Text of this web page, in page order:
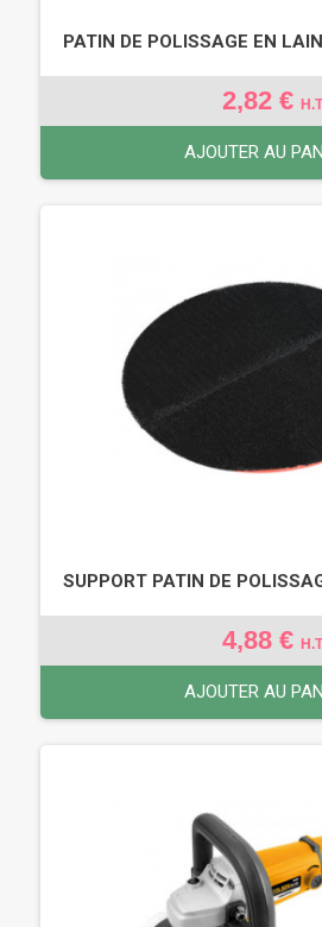
PATIN DE POLISSAGE EN
2,82 € H.T
AJOUTER AU
SUPPORT PATIN DE
4,88 € H.T
AJOUTER AU